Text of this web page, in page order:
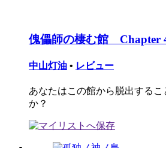
傀儡師の棲む館 Chapter
中山灯油 • レビュー
あなたはこの館から脱出するこ
か？